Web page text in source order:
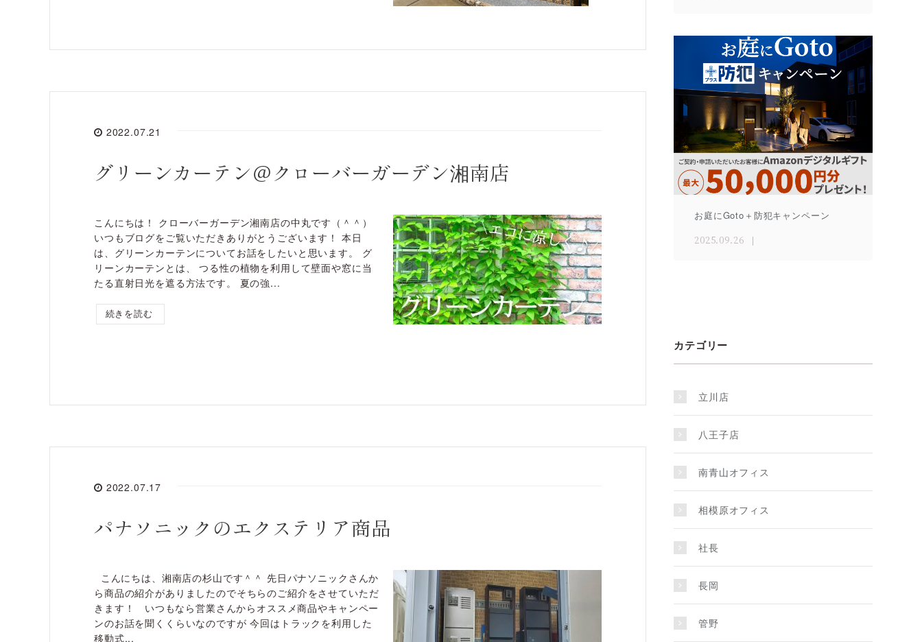
2022.07.21
グリーンカーテン＠クローバーガーデン湘南店
こんにちは！ クローバーガーデン湘南店の中丸です（＾＾）
いつもブログをご覧いただきありがとうございます！ 本日
は、グリーンカーテンについてお話をしたいと思います。 グ
リーンカーテンとは、 つる性の植物を利用して壁面や窓に当
たる直射日光を遮る方法です。 夏の強...
続きを読む
2022.07.17
パナソニックのエクステリア商品
こんにちは、湘南店の杉山です＾＾ 先日パナソニックさんか
ら商品の紹介がありましたのでそちらのご紹介をさせていただ
きます！ いつもなら営業さんからオススメ商品やキャンペー
ンのお話を聞くくらいなのですが 今回はトラックを利用した
移動式...
お庭にGoto＋防犯キャンペーン
2025.09.26
カテゴリー
立川店
八王子店
南青山オフィス
相模原オフィス
社長
長岡
管野